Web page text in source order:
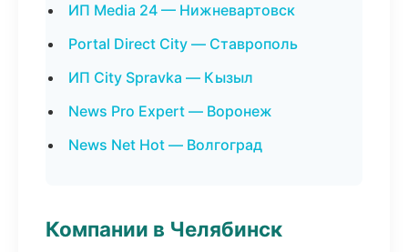
ИП Media 24 — Нижневартовск
Portal Direct City — Ставрополь
ИП City Spravka — Кызыл
News Pro Expert — Воронеж
News Net Hot — Волгоград
Компании в Челябинск